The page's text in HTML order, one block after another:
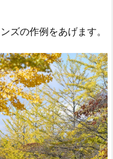
ズの作例をあげます。